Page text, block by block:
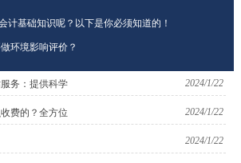
计基础知识呢？以下是你必须知道的！
环境影响评价？
2024/1/22
务：提供科学
2024/1/22
费的？全方位
2024/1/22